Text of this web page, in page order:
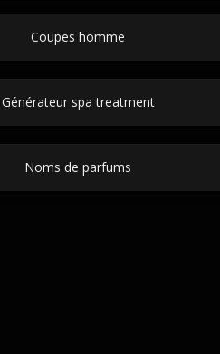
Coupes homme
Générateur spa treatment
Noms de parfums